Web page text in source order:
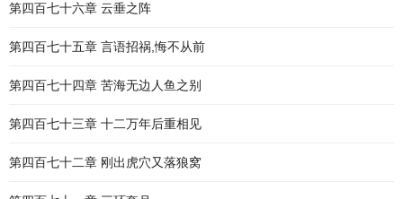
第四百七十六章 云垂之阵
第四百七十五章 言语招祸,悔不从前
第四百七十四章 苦海无边人鱼之别
第四百七十三章 十二万年后重相见
第四百七十二章 刚出虎穴又落狼窝